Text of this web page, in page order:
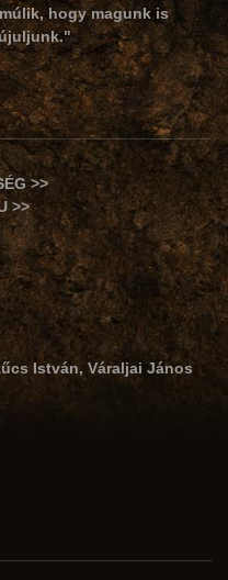
hogy magunk is
>>
>>
István, Váraljai János